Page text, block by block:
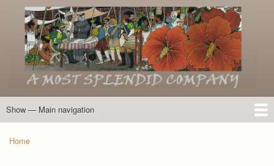
Skip
to
main
content
Main
Show — Main navigation
Home
Introduction
Members of the Expedition
Directory of Members
Other Key Players
Other Name Matches
Glossary
Bibliography
Maps
Photographs
About
Home